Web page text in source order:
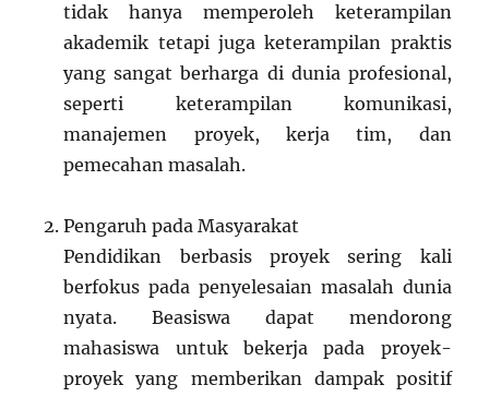
tidak hanya memperoleh keterampilan
akademik tetapi juga keterampilan praktis
yang sangat berharga di dunia profesional,
seperti keterampilan komunikasi,
manajemen proyek, kerja tim, dan
pemecahan masalah.
Pengaruh pada Masyarakat
Pendidikan berbasis proyek sering kali
berfokus pada penyelesaian masalah dunia
nyata. Beasiswa dapat mendorong
mahasiswa untuk bekerja pada proyek-
proyek yang memberikan dampak positif